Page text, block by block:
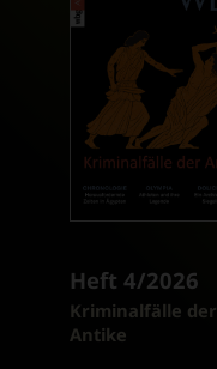
Heft 4/2026
:
Kriminalfälle der
Antike